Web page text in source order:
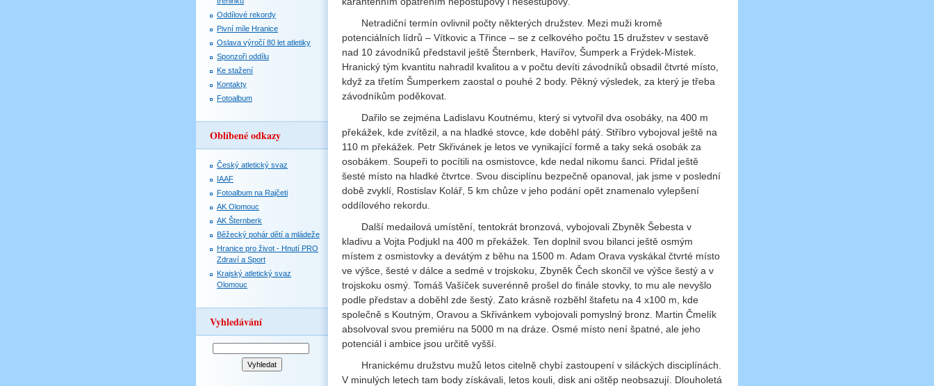
Netradiční termín ovlivnil počty některých družstev. Mezi muži kromě
potenciálních lídrů – Vítkovic a Třince – se z celkového počtu 15 družstev v sestavě
nad 10 závodníků představil ještě Šternberk, Havířov, Šumperk a Frýdek-Místek.
Hranický tým kvantitu nahradil kvalitou a v počtu devíti závodníků obsadil čtvrté místo,
když za třetím Šumperkem zaostal o pouhé 2 body. Pěkný výsledek, za který je třeba
závodníkům poděkovat.
Dařilo se zejména Ladislavu Koutnému, který si vytvořil dva osobáky, na 400 m
překážek, kde zvítězil, a na hladké stovce, kde doběhl pátý. Stříbro vybojoval ještě na
110 m překážek. Petr Skřivánek je letos ve vynikající formě a taky seká osobák za
osobákem. Soupeři to pocítili na osmistovce, kde nedal nikomu šanci. Přidal ještě
šesté místo na hladké čtvrtce. Svou disciplínu bezpečně opanoval, jak jsme v poslední
době zvyklí, Rostislav Kolář, 5 km chůze v jeho podání opět znamenalo vylepšení
oddílového rekordu.
Další medailová umístění, tentokrát bronzová, vybojovali Zbyněk Šebesta v
kladivu a Vojta Podjukl na 400 m překážek. Ten doplnil svou bilanci ještě osmým
místem z osmistovky a devátým z běhu na 1500 m. Adam Orava vyskákal čtvrté místo
ve výšce, šesté v dálce a sedmé v trojskoku, Zbyněk Čech skončil ve výšce šestý a v
trojskoku osmý. Tomáš Vašíček suverénně prošel do finále stovky, to mu ale nevyšlo
podle představ a doběhl zde šestý. Zato krásně rozběhl štafetu na 4 x100 m, kde
společně s Koutným, Oravou a Skřivánkem vybojovali pomyslný bronz. Martin Čmelík
absolvoval svou premiéru na 5000 m na dráze. Osmé místo není špatné, ale jeho
potenciál i ambice jsou určitě vyšší.
Hranickému družstvu mužů letos citelně chybí zastoupení v siláckých disciplínách.
V minulých letech tam body získávali, letos kouli, disk ani oštěp neobsazují. Dlouholetá
Oddílové rekordy
Pivní míle Hranice
Oslava výročí 80 let atletiky
Sponzoři oddílu
Ke stažení
Kontakty
Fotoalbum
Oblíbené odkazy
Český atletický svaz
IAAF
Fotoalbum na Rajčeti
AK Olomouc
AK Šternberk
Běžecký pohár dětí a mládeže
Hranice pro život - Hnutí PRO
Zdraví a Sport
Krajský atletický svaz
Olomouc
Vyhledávání